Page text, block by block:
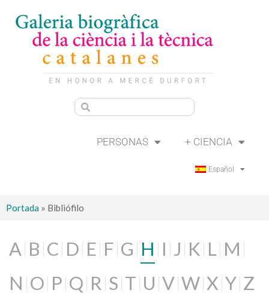
PERSONAS + CIENCIA
Español
Portada » Bibliófilo
A B C D E F G H I J K L M
N O P Q R S T U V W X Y Z